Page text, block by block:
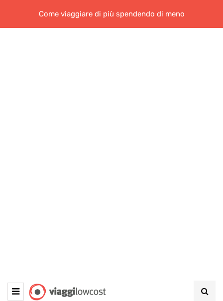
Come viaggiare di più spendendo di meno